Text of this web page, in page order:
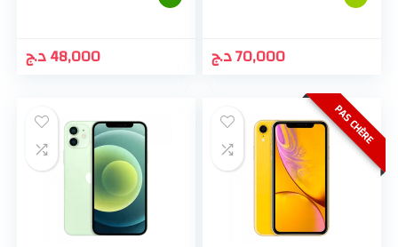
48,000د.ج 70,000د.ج
PAS CHÈRE